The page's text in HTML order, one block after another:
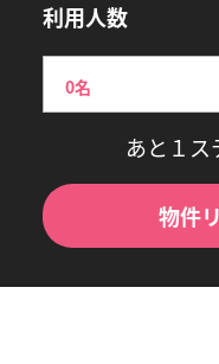
利用人数
あと１ス
物件